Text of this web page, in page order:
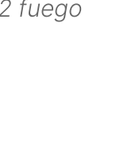
fuego